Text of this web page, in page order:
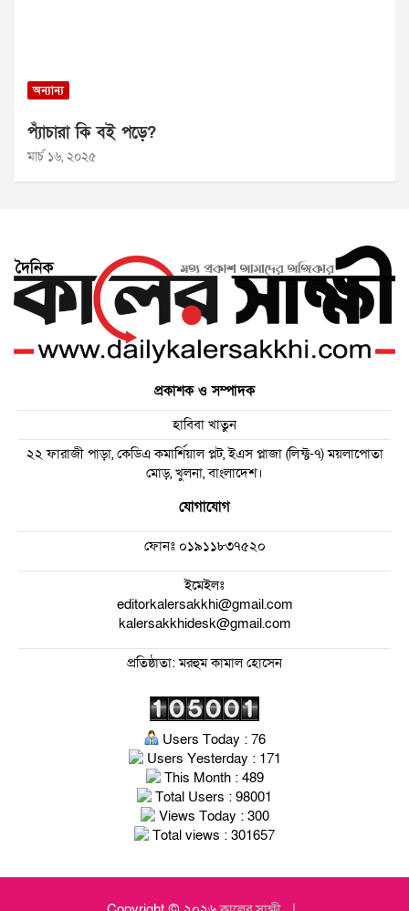
অন্যান্য
প্যাঁচারা কি বই পড়ে?
মার্চ ১৬, ২০২৫
প্রকাশক ও সম্পাদক
হাবিবা খাতুন
২২ ফারাজী পাড়া, কেডিএ কমার্শিয়াল প্লট, ইএস প্লাজা (লিফ্ট-৭) ময়লাপোতা
মোড়, খুলনা, বাংলাদেশ।
যোগাযোগ
ফোনঃ০১৯১১৮৩৭৫২০
ইমেইলঃ
editorkalersakkhi@gmail.com
kalersakkhidesk@gmail.com
প্রতিষ্ঠাতা: মরহুম কামাল হোসেন
Users Today : 76
Users Yesterday : 171
This Month : 489
Total Users : 98001
Views Today : 300
Total views : 301657